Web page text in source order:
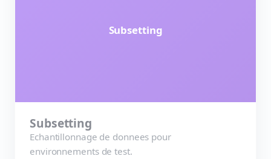
Subsetting
Subsetting
Echantillonnage de donnees pour
environnements de test.